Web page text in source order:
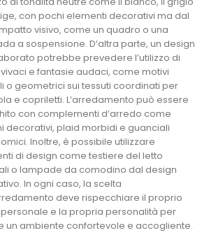
con pochi elementi decorativi ma dal
visivo, come un quadro o una
a sospensione. D’altra parte, un design
potrebbe prevedere l’utilizzo di
e fantasie audaci, come motivi
o geometrici sui tessuti coordinati per
e copriletti. L’arredamento può essere
con complementi d’arredo come
decorativi, plaid morbidi e guanciali
Inoltre, è possibile utilizzare
di design come testiere del letto
o lampade da comodino dal design
In ogni caso, la scelta
deve rispecchiare il proprio
e la propria personalità per
un ambiente confortevole e accogliente.